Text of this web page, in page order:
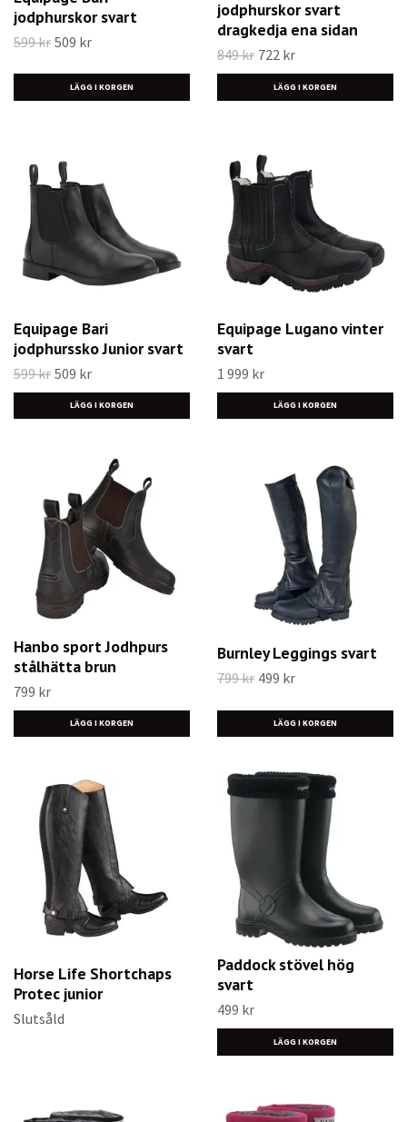
jodphurskor svart
599 kr 509 kr
LÄGG I KORGEN
jodphurskor svart
dragkedja ena sidan
849 kr 722 kr
LÄGG I KORGEN
Equipage Bari
jodphurssko Junior svart
599 kr 509 kr
LÄGG I KORGEN
Equipage Lugano vinter
svart
1 999 kr
LÄGG I KORGEN
Hanbo sport Jodhpurs
stålhätta brun
799 kr
LÄGG I KORGEN
Burnley Leggings svart
799 kr 499 kr
LÄGG I KORGEN
Horse Life Shortchaps
Protec junior
Slutsåld
Paddock stövel hög
svart
499 kr
LÄGG I KORGEN